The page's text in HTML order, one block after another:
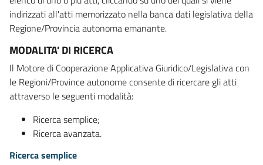
indirizzati all'atti memorizzato nella banca dati legislativa della
Regione/Provincia autonoma emanante.
MODALITA' DI RICERCA
Il Motore di Cooperazione Applicativa Giuridico/Legislativa con
le Regioni/Province autonome consente di ricercare gli atti
attraverso le seguenti modalità:
Ricerca semplice;
Ricerca avanzata.
Ricerca semplice